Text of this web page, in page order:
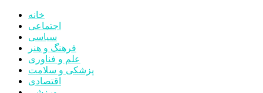
خانه
اجتماعی
سیاسی
فرهنگ و هنر
علم و فناوری
پزشکی و سلامت
اقتصادی